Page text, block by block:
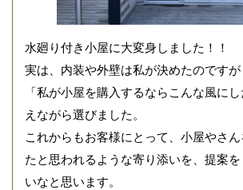
水廻り付き小屋に大変身しました！！
実は、内装や外壁は私が決めたのですが
「私が小屋を購入するならこんな風に
えながら選びました。
これからもお客様にとって、小屋やさ
たと思われるような寄り添いを、提案
いなと思います。